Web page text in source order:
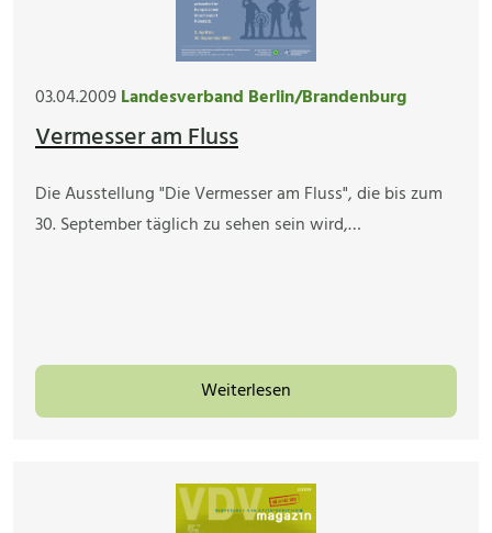
03.04.2009Landesverband Berlin/Brandenburg
Vermesser am Fluss
Die Ausstellung "Die Vermesser am Fluss", die bis zum
30. September täglich zu sehen sein wird,…
Weiterlesen